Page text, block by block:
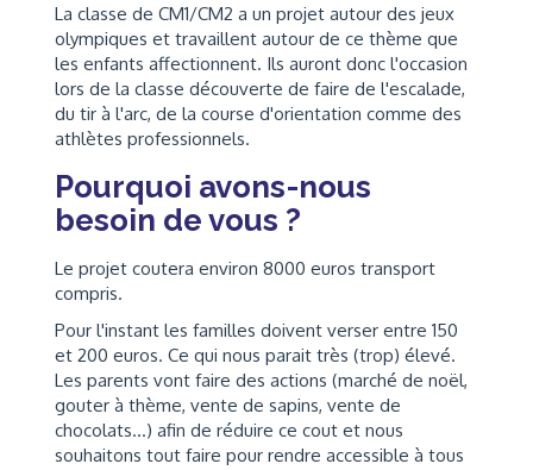
La classe de CM1/CM2 a un projet autour des jeux
olympiques et travaillent autour de ce thème que
les enfants affectionnent. Ils auront donc l'occasion
lors de la classe découverte de faire de l'escalade,
du tir à l'arc, de la course d'orientation comme des
athlètes professionnels.
Pourquoi avons-nous
besoin de vous ?
Le projet coutera environ 8000 euros transport
compris.
Pour l'instant les familles doivent verser entre 150
et 200 euros. Ce qui nous parait très (trop) élevé.
Les parents vont faire des actions (marché de noël,
gouter à thème, vente de sapins, vente de
chocolats...) afin de réduire ce cout et nous
souhaitons tout faire pour rendre accessible à tous